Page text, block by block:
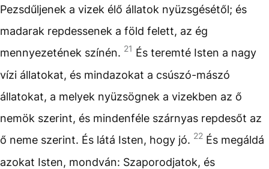
Pezsdűljenek a vizek élő állatok nyüzsgésétől; és
madarak repdessenek a föld felett, az ég
mennyezetének színén. 21 És teremté Isten a nagy
vízi állatokat, és mindazokat a csúszó-mászó
állatokat, a melyek nyüzsögnek a vizekben az ő
nemök szerint, és mindenféle szárnyas repdesőt az
ő neme szerint. És látá Isten, hogy jó. 22 És megáldá
azokat Isten, mondván: Szaporodjatok, és